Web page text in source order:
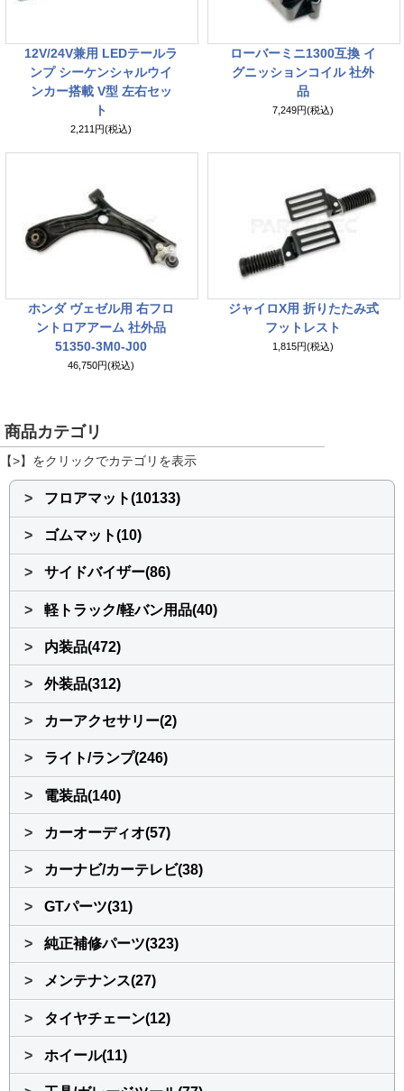
12V/24V兼用 LEDテールラ
ンプ シーケンシャルウイ
ンカー搭載 V型 左右セッ
ト
2,211円(税込)
ローバーミニ1300互換 イ
グニッションコイル 社外
品
7,249円(税込)
ホンダ ヴェゼル用 右フロ
ントロアアーム 社外品
51350-3M0-J00
46,750円(税込)
ジャイロX用 折りたたみ式
フットレスト
1,815円(税込)
商品カテゴリ
【>】をクリックでカテゴリを表示
> フロアマット(10133)
> ゴムマット(10)
> サイドバイザー(86)
> 軽トラック/軽バン用品(40)
> 内装品(472)
> 外装品(312)
> カーアクセサリー(2)
> ライト/ランプ(246)
> 電装品(140)
> カーオーディオ(57)
> カーナビ/カーテレビ(38)
> GTパーツ(31)
> 純正補修パーツ(323)
> メンテナンス(27)
> タイヤチェーン(12)
> ホイール(11)